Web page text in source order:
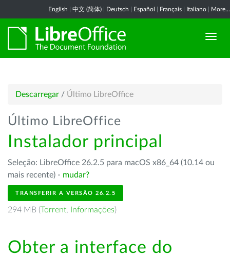
English 中文 (简体) Deutsch Español Français Italiano More...
Descarregar / Último LibreOffice
Último LibreOffice
Instalador principal
Seleção: LibreOffice 26.2.5 para macOS x86_64 (10.14 ou
mais recente) - mudar?
TRANSFERIR A VERSÃO 26.2.5
294 MB (Torrent, Informações)
Obter a interface do